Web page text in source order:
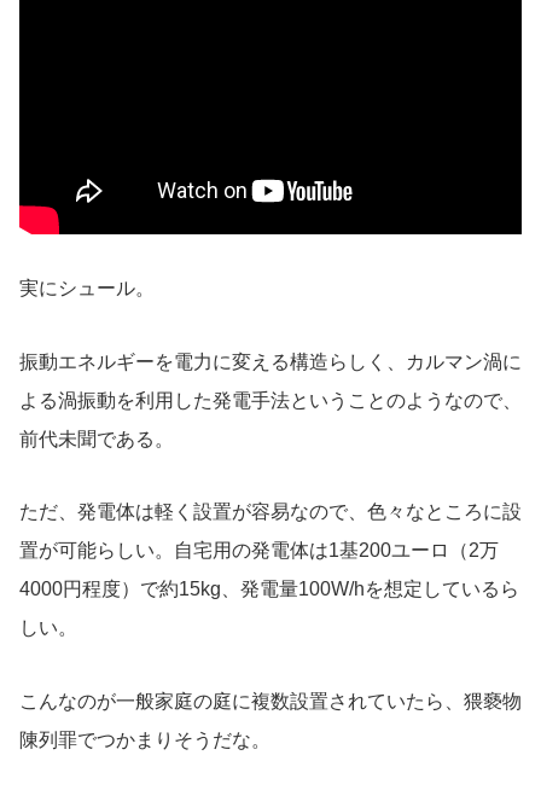
実にシュール。
振動エネルギーを電力に変える構造らしく、カルマン渦に
よる渦振動を利用した発電手法ということのようなので、
前代未聞である。
ただ、発電体は軽く設置が容易なので、色々なところに設
置が可能らしい。自宅用の発電体は1基200ユーロ（2万
4000円程度）で約15kg、発電量100W/hを想定しているら
しい。
こんなのが一般家庭の庭に複数設置されていたら、猥褻物
陳列罪でつかまりそうだな。